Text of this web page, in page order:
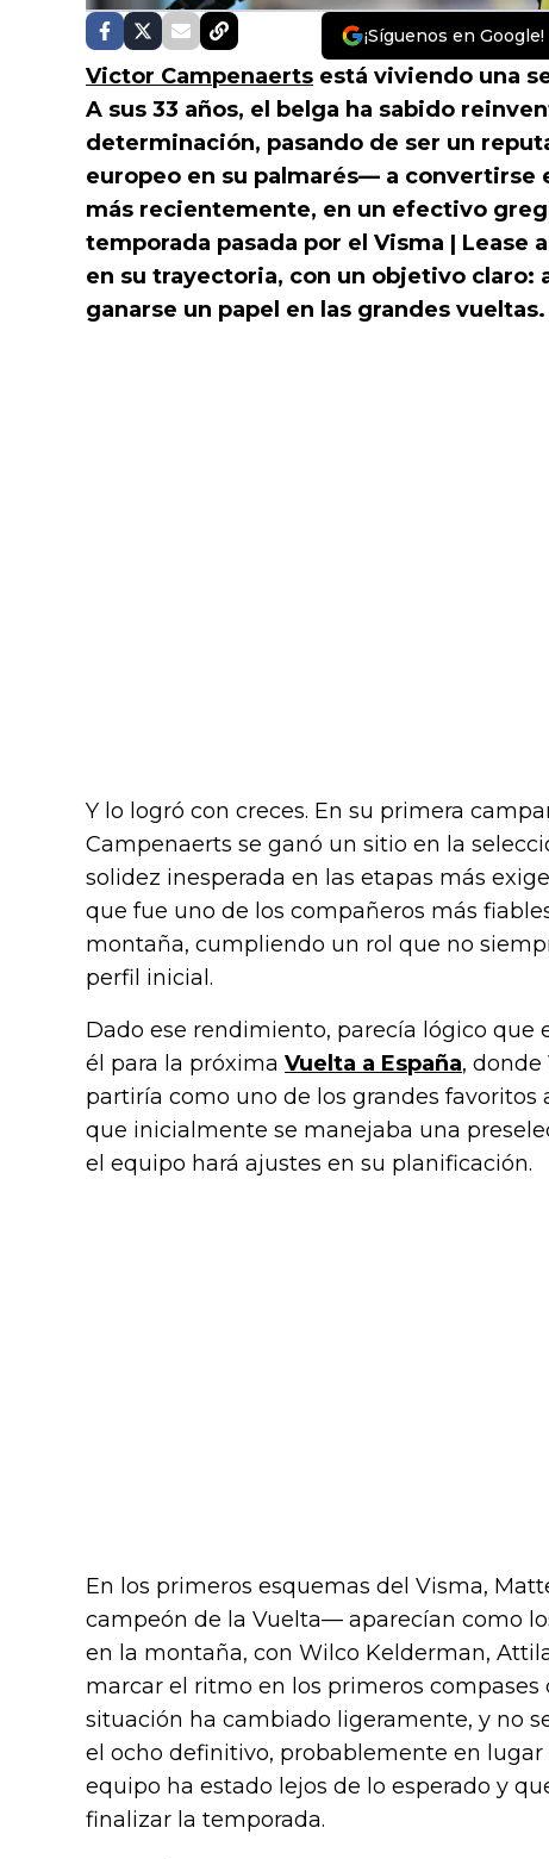
¡Síguenos en Google!
Victor Campenaerts está viviendo una
A sus 33 años, el belga ha sabido
determinación, pasando de ser un
europeo en su palmarés— a convertirse
más recientemente, en un efectivo
temporada pasada por el Visma | Lease
en su trayectoria, con un objetivo claro:
ganarse un papel en las grandes vueltas.
Y lo logró con creces. En su primera
Campenaerts se ganó un sitio en la
solidez inesperada en las etapas más
que fue uno de los compañeros más
montaña, cumpliendo un rol que no
perfil inicial.
Dado ese rendimiento, parecía lógico
él para la próxima Vuelta a España,
partiría como uno de los grandes favoritos
que inicialmente se manejaba una
el equipo hará ajustes en su planificación.
En los primeros esquemas del Visma,
campeón de la Vuelta— aparecían como
en la montaña, con Wilco Kelderman,
marcar el ritmo en los primeros compases
situación ha cambiado ligeramente, y no
el ocho definitivo, probablemente en lugar
equipo ha estado lejos de lo esperado y
finalizar la temporada.